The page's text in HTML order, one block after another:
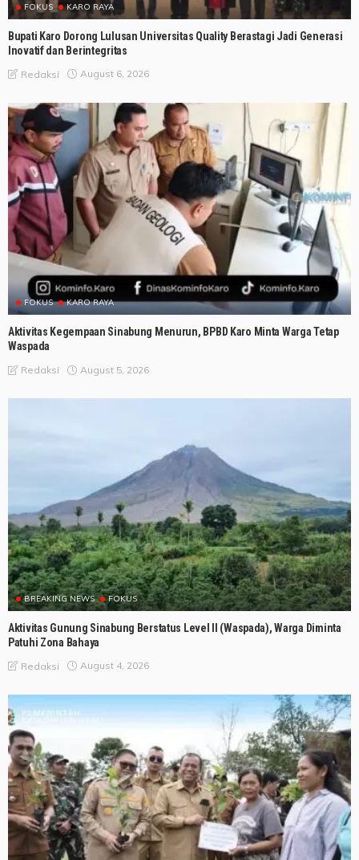
FOKUS KARO RAYA
Bupati Karo Dorong Lulusan Universitas Quality Berastagi Jadi Generasi
Inovatif dan Berintegritas
Redaksi August 6, 2026
FOKUS KARO RAYA
Aktivitas Kegempaan Sinabung Menurun, BPBD Karo Minta Warga Tetap
Waspada
Redaksi August 5, 2026
BREAKING NEWS FOKUS
Aktivitas Gunung Sinabung Berstatus Level II (Waspada), Warga Diminta
Patuhi Zona Bahaya
Redaksi August 4, 2026